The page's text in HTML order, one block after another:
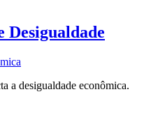
Desigualdade
a desigualdade econômica.